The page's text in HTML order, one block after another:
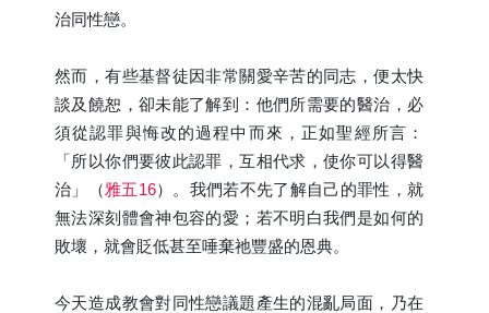
治同性戀。
然而，有些基督徒因非常關愛辛苦的同志，便太快
談及饒恕，卻未能了解到：他們所需要的醫治，必
須從認罪與悔改的過程中而來，正如聖經所言：
「所以你們要彼此認罪，互相代求，使你可以得醫
治」（雅五16）。我們若不先了解自己的罪性，就
無法深刻體會神包容的愛；若不明白我們是如何的
敗壞，就會貶低甚至唾棄祂豐盛的恩典。
今天造成教會對同性戀議題產生的混亂局面，乃在